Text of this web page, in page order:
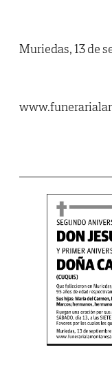
Muriedas, 13 de